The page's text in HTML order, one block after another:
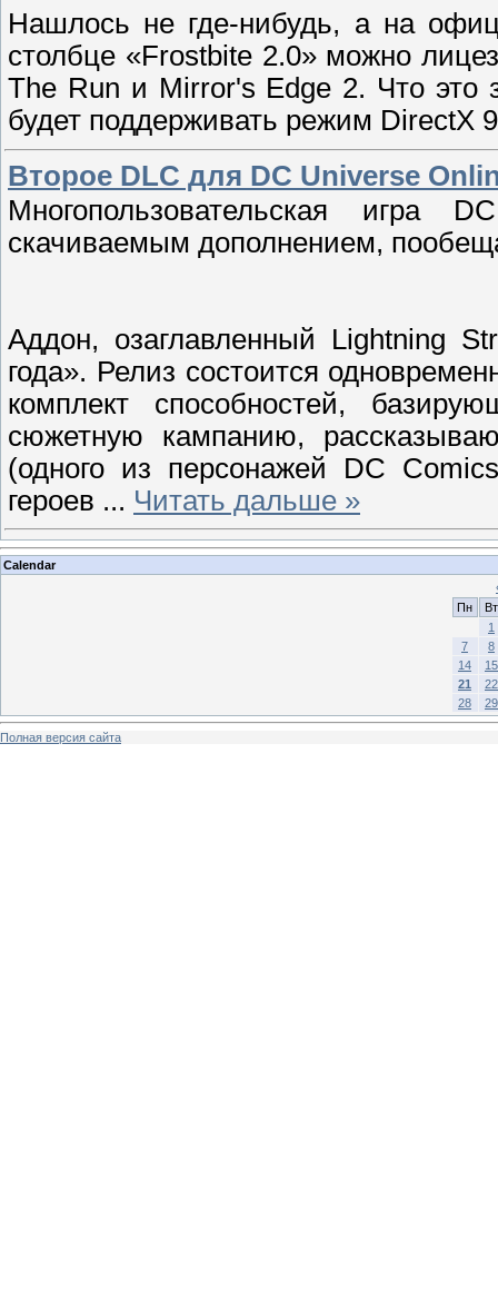
Нашлось не где-нибудь, а на
столбце «Frostbite 2.0» можно
The Run и Mirror's Edge 2. Что это
будет поддерживать режим DirectX
Второе DLC для DC Universe
Многопользовательская игра
скачиваемым дополнением,
Аддон, озаглавленный Lightning
года». Релиз состоится
комплект способностей,
сюжетную кампанию,
(одного из персонажей DC
героев ... Читать дальше »
Calendar
Пн
Вт
1
7
8
14
15
21
22
28
29
Полная версия сайта